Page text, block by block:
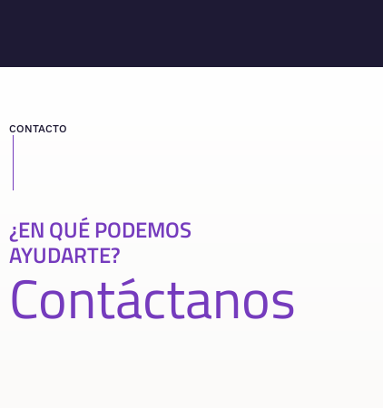
CONTACTO
¿EN QUÉ PODEMOS
AYUDARTE?
Contáctanos